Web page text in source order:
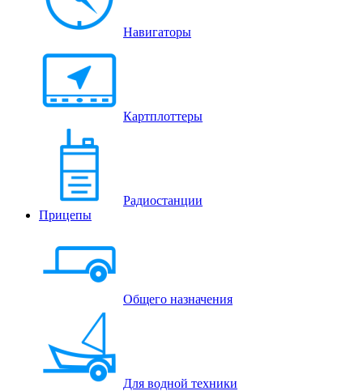
Навигаторы
Картплоттеры
Радиостанции
Прицепы
Общего назначения
Для водной техники